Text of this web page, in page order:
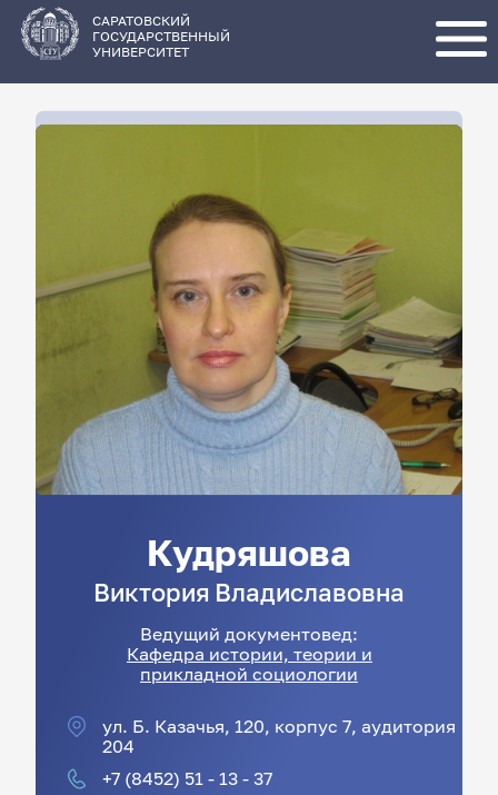
основному
содержанию
САРАТОВСКИЙ
ГОСУДАРСТВЕННЫЙ
УНИВЕРСИТЕТ
Кудряшова
Виктория Владиславовна
Ведущий документовед:
Кафедра истории, теории и
прикладной социологии
ул. Б. Казачья, 120, корпус 7, аудитория
204
+7 (8452) 51 - 13 - 37